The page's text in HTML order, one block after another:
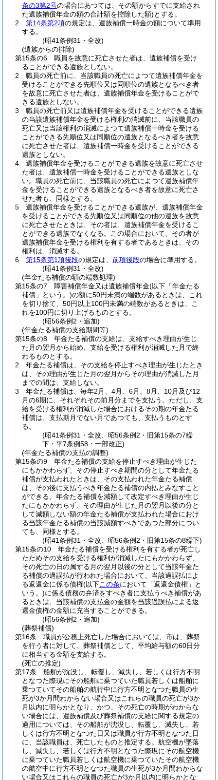
条の3第2号の場合にあつては、その額からすでに支給され
た遺族補償年金の額の合計額を控除した額)とする。
2
第14条第2項の規定は、遺族補償一時金の額について準用
する。
(昭41条例31・全改)
(遺族からの排除)
第15条の6
職員を故意に死亡させた者は、遺族補償を受け
ることができる遺族としない。
2
職員の死亡前に、当該職員の死亡によつて遺族補償年金を
受けることができる先順位又は同順位の遺族となるべき者
を故意に死亡させた者は、遺族補償年金を受けることがで
きる遺族としない。
3
職員の死亡前又は遺族補償年金を受けることができる遺族
の当該遺族補償年金を受ける権利の消滅前に、当該職員の
死亡又は当該権利の消滅によつて遺族補償一時金を受ける
ことができる先順位又は同順位の遺族となるべき者を故意
に死亡させた者は、遺族補償一時金を受けることができる
遺族としない。
4
遺族補償年金を受けることができる遺族を故意に死亡させ
た者は、遺族補償一時金を受けることができる遺族としな
い。 職員の死亡前に、当該職員の死亡によつて遺族補償年
金を受けることができる遺族となるべき者を故意に死亡さ
せた者も、同様とする。
5
遺族補償年金を受けることができる遺族が、遺族補償年金
を受けることができる先順位又は同順位の他の遺族を故意
に死亡させたときは、その者は、遺族補償年金を受けるこ
とができる遺族でなくなる。
この場合において、その者が
遺族補償年金を受ける権利を有する者であるときは、その
権利は、消滅する。
6
第15条第1項後段の規定は、 前項後段の場合に準用する。
(昭41条例31・全改)
(年金たる補償の額の端数処理)
第15条の7
障害補償年金又は遺族補償年金(以下「年金たる
補償」という。)の額に50円未満の端数があるときは、これ
を切り捨て、50円以上100円未満の端数があるときは、こ
れを100円に切り上げるものとする。
(昭56条例2・追加)
(年金たる補償の支給期間等)
第15条の8
年金たる補償の支給は、支給すべき理由が生じ
た月の翌月から始め、支給を受ける権利が消滅した月で終
わるものとする。
2
年金たる補償は、その支給を停止すべき理由が生じたとき
は、その理由が生じた月の翌月からその理由が消滅した月
までの間は、支給しない。
3
年金たる補償は、毎年2月、4月、6月、8月、10月及び12
月の6期に、それぞれその前月分までを支払う。 ただし、支
給を受ける権利が消滅した場合におけるその期の年金たる
補償は、支払期月でない月であつても、支払うものとす
る。
(昭41条例31・全改、昭56条例2・旧第15条の7繰
下・平7条例58・一部改正)
(年金たる補償の支払の調整)
第15条の9
年金たる補償の支給を停止すべき理由が生じた
にもかかわらず、その停止すべき期間の分として年金たる
補償が支払われたときは、その支払われた年金たる補償
は、その後に支払うべき年金たる補償の内払とみなすこと
ができる。 年金たる補償を減額して改定すべき理由が生じ
たにもかかわらず、その理由が生じた月の翌月以後の分と
して減額しない額の年金たる補償が支払われた場合におけ
る当該年金たる補償の当該減額すべきであつた部分につい
ても、同様とする。
(昭41条例31・全改、昭56条例2・旧第15条の8繰下)
第15条の10
年金たる補償を受ける権利を有する者が死亡し
たためその支給を受ける権利が消滅したにもかかわらず、
その死亡の日の属する月の翌月以後の分として当該年金た
る補償の過誤払が行われた場合において、当該過誤払によ
る返還金に係る債権(以下この条において「返還金債権」と
いう。)に係る債務の弁済をすべき者に支払うべき補償があ
るときは、当該補償の支払金の金額を当該過誤払による返
還金債権の金額に充当することができる。
(昭56条例2・追加)
(葬祭補償)
第16条
職員が公務上死亡した場合においては、市は、葬祭
を行う者に対して、葬祭補償として、平均給与額の60日分
に相当する金額を支給する。
(死亡の推定)
第17条
船舶が沈没し、転覆し、滅失し、若しくは行方不明
となつた際現にその船舶に乗つていた職員若しくは船舶に
乗つていてその船舶の航行中に行方不明となつた職員の生
死が3か月間わからない場合又はこれらの職員の死亡が3か
月以内に明らかとなり、かつ、その死亡の時期がわからな
い場合には、遺族補償及び葬祭補償の支給に関する規定の
適用については、その船舶が沈没し、転覆し、滅失し、若
しくは行方不明となつた日又は職員が行方不明となつた日
に、当該職員は、死亡したものと推定する。 航空機が墜落
し、滅失し、若しくは行方不明となつた際現にその航空機
に乗つていた職員若しくは航空機に乗つていたその航空機
の航空中に行方不明となつた職員の生死が3か月間わからな
い場合又はこれらの職員の死亡が3か月以内に明らかとな